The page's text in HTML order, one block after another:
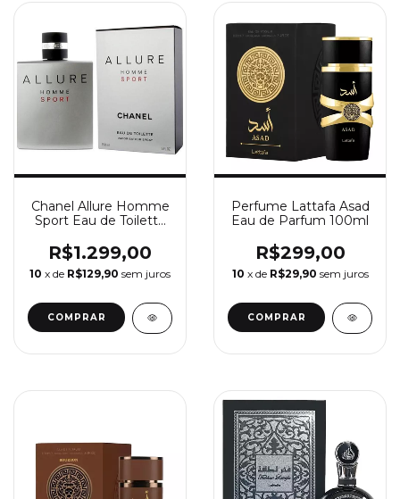
Chanel Allure Homme
Sport Eau de Toilette
Masculino Chanel
R$1.299,00
10 x de R$129,90 sem juros
COMPRAR
Perfume Lattafa Asad
Eau de Parfum 100ml
R$299,00
10 x de R$29,90 sem juros